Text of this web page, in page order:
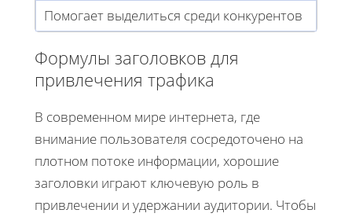
Помогает выделиться среди конкурентов
Формулы заголовков для
привлечения трафика
В современном мире интернета, где
внимание пользователя сосредоточено на
плотном потоке информации, хорошие
заголовки играют ключевую роль в
привлечении и удержании аудитории. Чтобы